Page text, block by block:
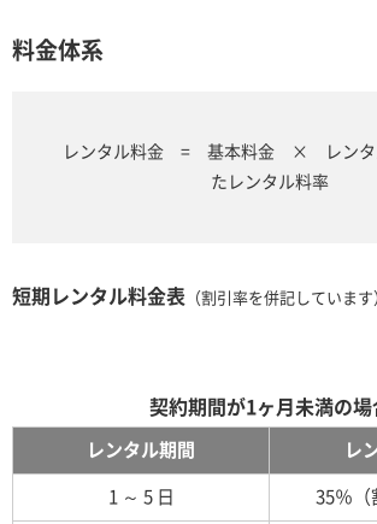
料金体系
レンタル料金 = 基本料金 × レンタ
たレンタル料率
短期レンタル料金表 （割引率を併記しています
契約期間が1ヶ月未満の場
レンタル期間 レ
1 ～ 5 日 35％（